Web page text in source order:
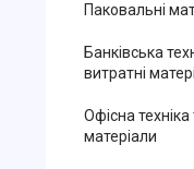
Паковальні
Банківська
витратні
Офісна техніка
матеріали